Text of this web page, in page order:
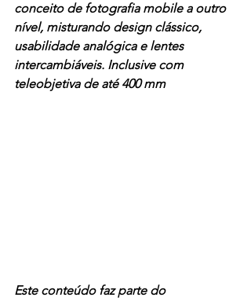
conceito de fotografia mobile a outro
nível, misturando design clássico,
usabilidade analógica e lentes
intercambiáveis. Inclusive com
teleobjetiva de até 400 mm
Este conteúdo faz parte do